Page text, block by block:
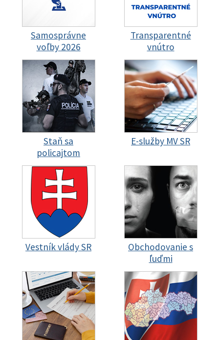
Samosprávne
voľby 2026
Transparentné
vnútro
Staň sa
policajtom
E-služby MV SR
Vestník vlády SR
Obchodovanie s
ľuďmi